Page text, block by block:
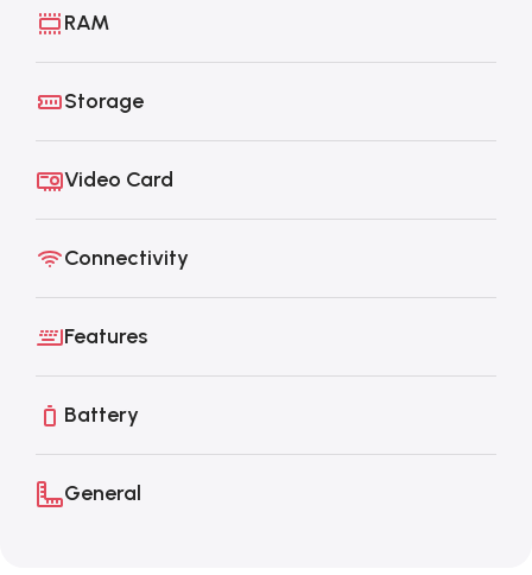
RAM
Storage
Video Card
Connectivity
Features
Battery
General